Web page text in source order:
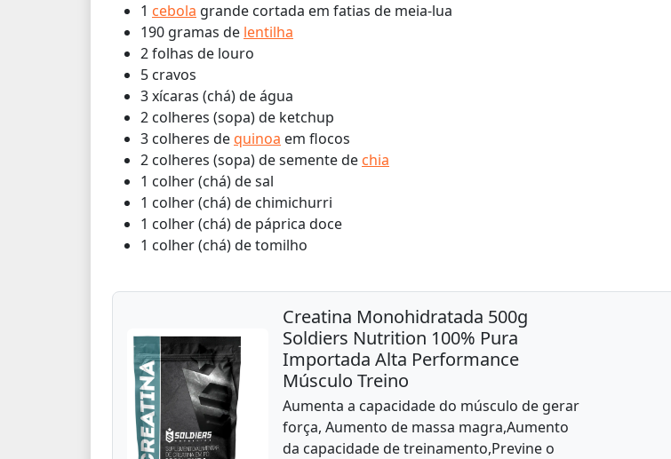
1 cebola grande cortada em fatias de meia-lua
190 gramas de lentilha
2 folhas de louro
5 cravos
3 xícaras (chá) de água
2 colheres (sopa) de ketchup
3 colheres dequinoa em flocos
2 colheres (sopa) de semente de chia
1 colher (chá) de sal
1 colher (chá) de chimichurri
1 colher (chá) de páprica doce
1 colher (chá) de tomilho
Creatina Monohidratada 500g
Soldiers Nutrition 100% Pura
Importada Alta Performance
Músculo Treino
Aumenta a capacidade do músculo de gerar
força, Aumento de massa magra,Aumento
da capacidade de treinamento,Previne o